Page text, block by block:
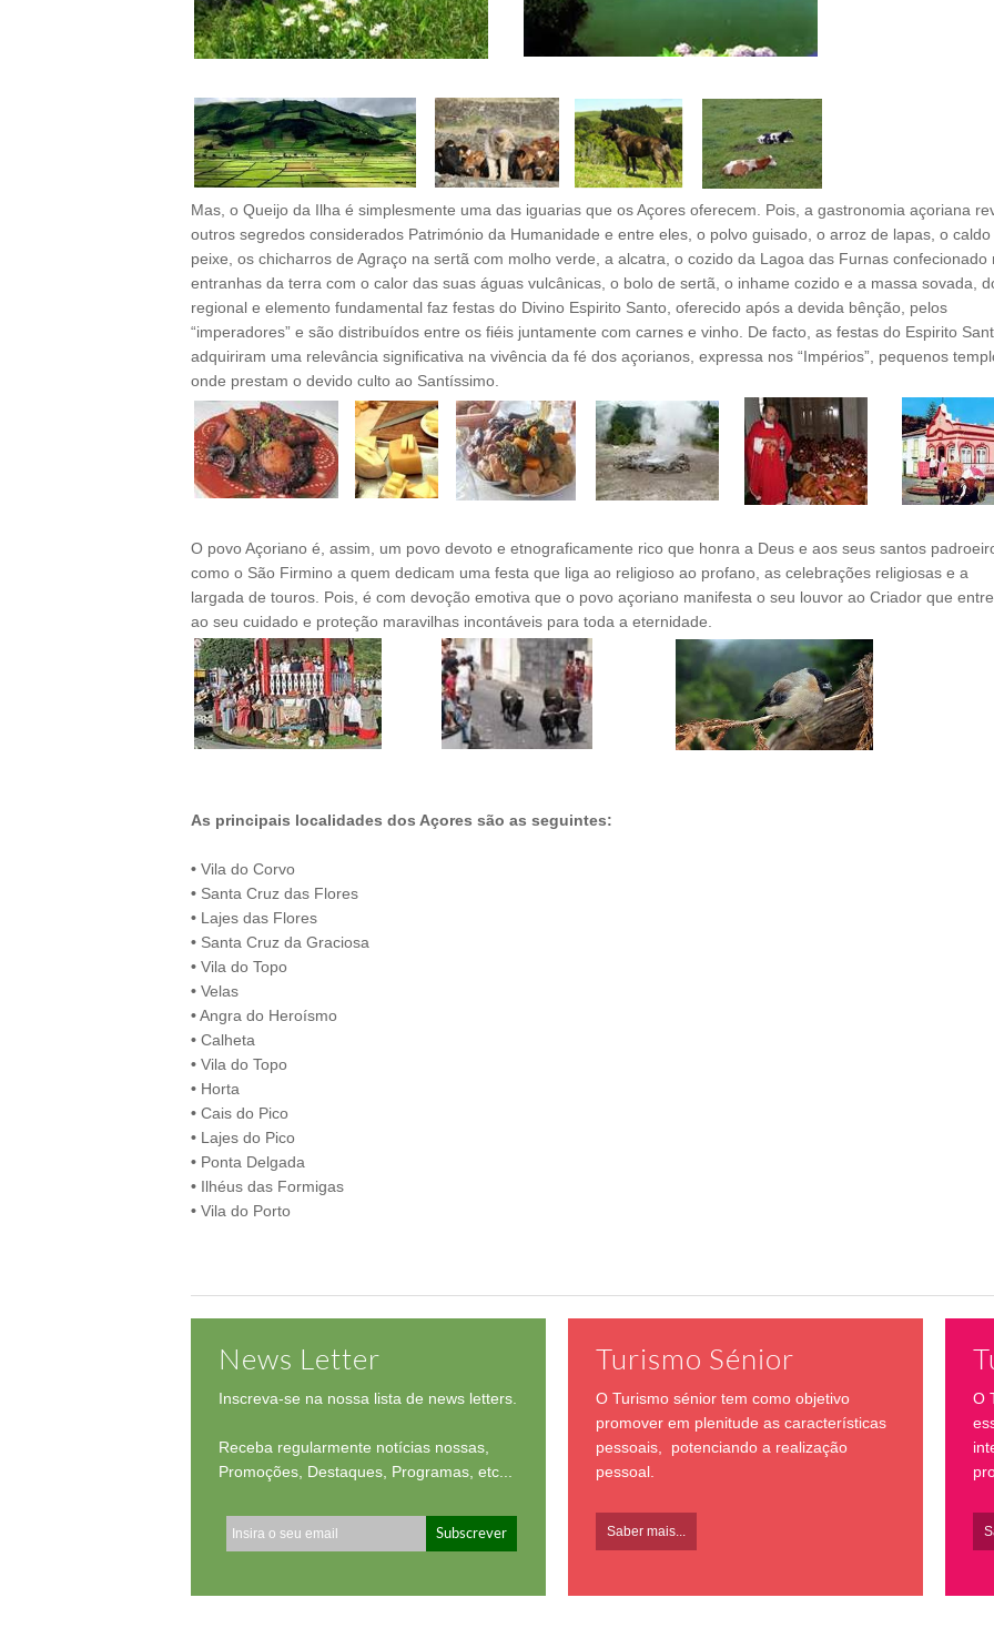
Mas, o Queijo da Ilha é simplesmente uma das iguarias que os Açores oferecem. Pois, a gastronomia açoriana
outros segredos considerados Património da Humanidade e entre eles, o polvo guisado, o arroz de lapas, o caldo
peixe, os chicharros de Agraço na sertã com molho verde, a alcatra, o cozido da Lagoa das Furnas confecionado
entranhas da terra com o calor das suas águas vulcânicas, o bolo de sertã, o inhame cozido e a massa sovada,
regional e elemento fundamental faz festas do Divino Espirito Santo, oferecido após a devida bênção, pelos
“imperadores” e são distribuídos entre os fiéis juntamente com carnes e vinho. De facto, as festas do Espirito
adquiriram uma relevância significativa na vivência da fé dos açorianos, expressa nos “Impérios”, pequenos
onde prestam o devido culto ao Santíssimo.
O povo Açoriano é, assim, um povo devoto e etnograficamente rico que honra a Deus e aos seus santos
como o São Firmino a quem dedicam uma festa que liga ao religioso ao profano, as celebrações religiosas e a
largada de touros. Pois, é com devoção emotiva que o povo açoriano manifesta o seu louvor ao Criador que
ao seu cuidado e proteção maravilhas incontáveis para toda a eternidade.
As principais localidades dos Açores são as seguintes:
• Vila do Corvo
• Santa Cruz das Flores
• Lajes das Flores
• Santa Cruz da Graciosa
• Vila do Topo
• Velas
• Angra do Heroísmo
• Calheta
• Vila do Topo
• Horta
• Cais do Pico
• Lajes do Pico
• Ponta Delgada
• Ilhéus das Formigas
• Vila do Porto
News Letter
Inscreva-se na nossa lista de news letters.
Receba regularmente notícias nossas,
Promoções, Destaques, Programas, etc...
Turismo Sénior
O Turismo sénior tem como objetivo
promover em plenitude as características
pessoais, potenciando a realização
pessoal.
Saber mais...
O